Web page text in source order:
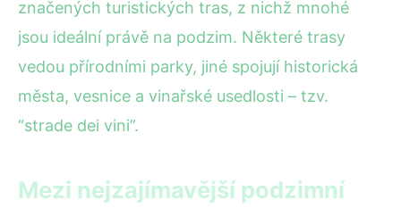
značených turistických tras, z nichž mnohé
jsou ideální právě na podzim. Některé trasy
vedou přírodními parky, jiné spojují historická
města, vesnice a vinařské usedlosti – tzv.
“strade dei vini”.
Mezi nejzajímavější podzimní